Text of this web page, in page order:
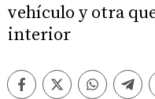
vehículo y otra
interior
FacebookTwitterWhatsapp